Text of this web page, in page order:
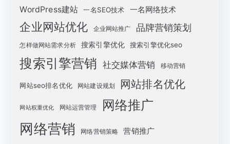
WordPress建站 一名SEO技术 一名网络技术
企业网站优化 企业网站推广 品牌营销策划
怎样做网站需求分析 搜索引擎优化 搜索引擎优化seo
搜索引擎营销 社交媒体营销 移动营销
网站seo排名优化 网站建设规划 网站排名优化
网站权重优化 网站运营管理 网络推广
网络营销 网络营销策略 营销推广